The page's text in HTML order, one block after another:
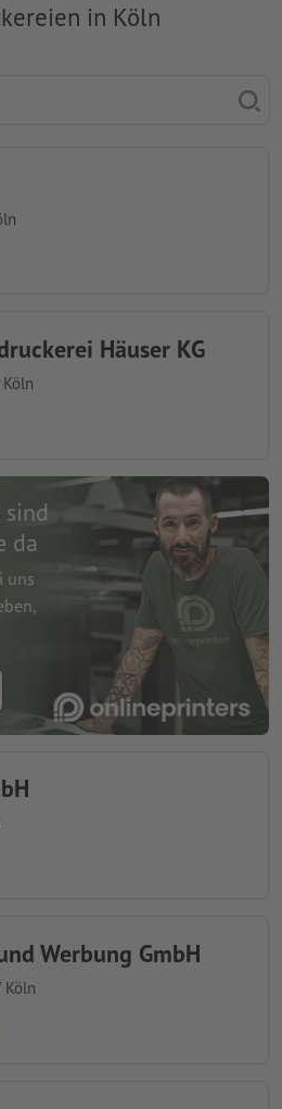
in Köln
Häuser KG
da
uns
Werbung GmbH
Köln